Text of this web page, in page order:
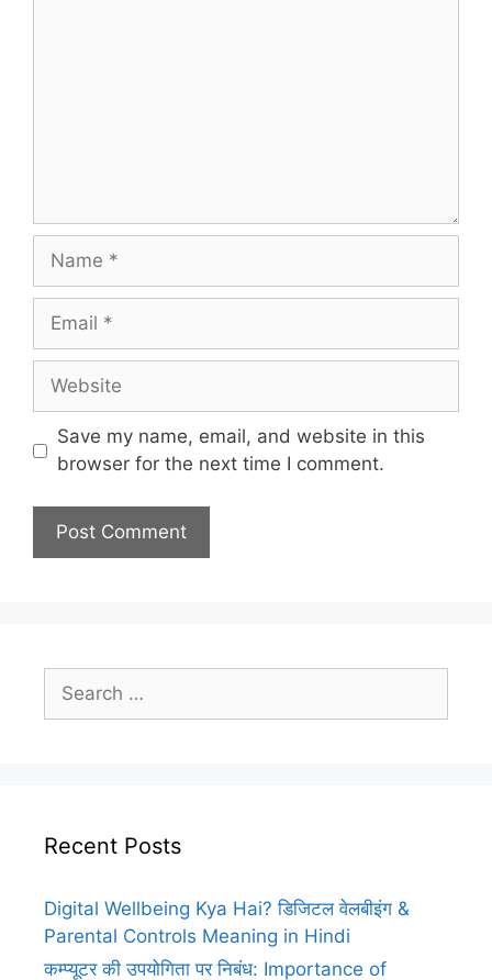
Name
Email
Website
Save my name, email, and website in this
browser for the next time I comment.
for:
Recent Posts
Digital Wellbeing Kya Hai? डिजिटल वेलबीइंग &
Parental Controls Meaning in Hindi
कम्प्यूटर की उपयोगिता पर निबंध: Importance of